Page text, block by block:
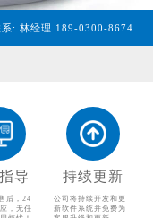
系: 林经理 189-0300-8674
导
后，24
，无任
持续更新
公司将持续开发和更
新软件系统并免费为